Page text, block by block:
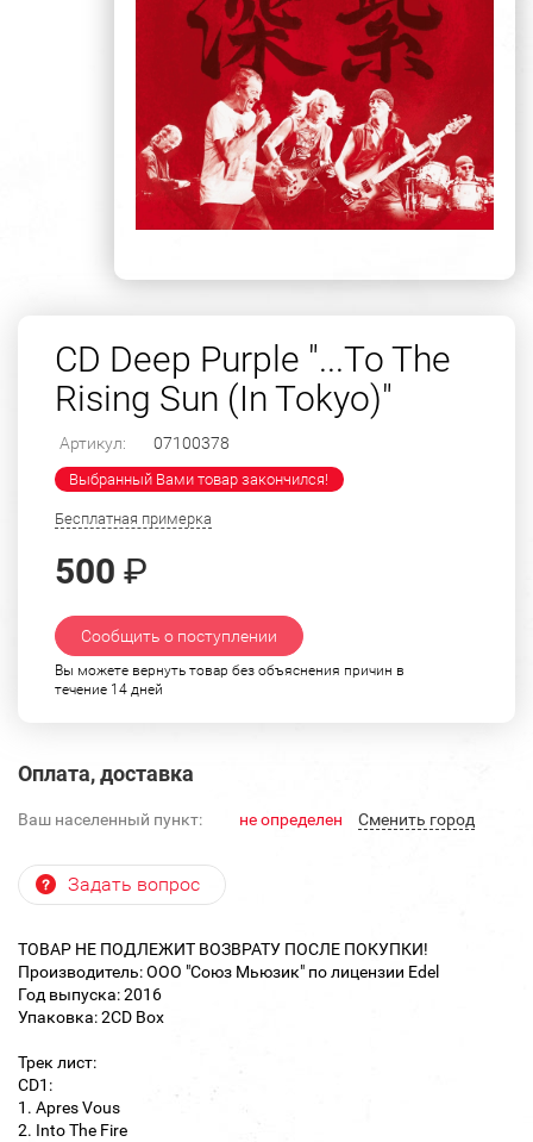
CD Deep Purple "...To The
Rising Sun (In Tokyo)"
Артикул: 07100378
Выбранный Вами товар закончился!
Бесплатная примерка
500 ₽
Сообщить о поступлении
Вы можете вернуть товар без объяснения причин в
течение 14 дней
Оплата, доставка
Ваш населенный пункт: не определен Cменить город
Задать вопрос
ТОВАР НЕ ПОДЛЕЖИТ ВОЗВРАТУ ПОСЛЕ ПОКУПКИ!
Производитель: ООО "Союз Мьюзик" по лицензии Edel
Год выпуска: 2016
Упаковка: 2CD Box
Трек лист:
CD1:
1. Apres Vous
2. Into The Fire